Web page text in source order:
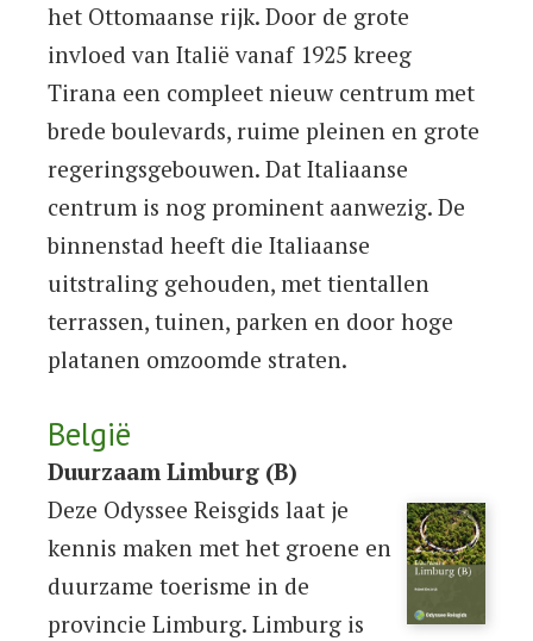
het Ottomaanse rijk. Door de grote
invloed van Italië vanaf 1925 kreeg
Tirana een compleet nieuw centrum met
brede boulevards, ruime pleinen en grote
regeringsgebouwen. Dat Italiaanse
centrum is nog prominent aanwezig. De
binnenstad heeft die Italiaanse
uitstraling gehouden, met tientallen
terrassen, tuinen, parken en door hoge
platanen omzoomde straten.
België
Duurzaam Limburg (B)
Deze Odyssee Reisgids laat je
kennis maken met het groene en
duurzame toerisme in de
provincie Limburg. Limburg is